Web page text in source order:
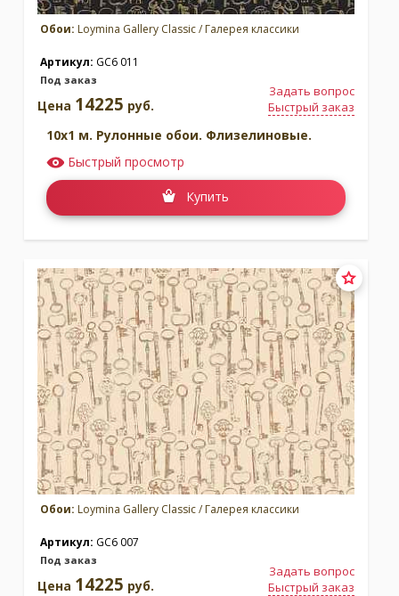
Обои: Loymina Gallery Classic / Галерея классики
Артикул: GC6 011
Под заказ
Задать вопрос
Быстрый заказ
Цена 14225 руб.
10x1 м. Рулонные обои. Флизелиновые.
Быстрый просмотр
Купить
Обои: Loymina Gallery Classic / Галерея классики
Артикул: GC6 007
Под заказ
Задать вопрос
Быстрый заказ
Цена 14225 руб.